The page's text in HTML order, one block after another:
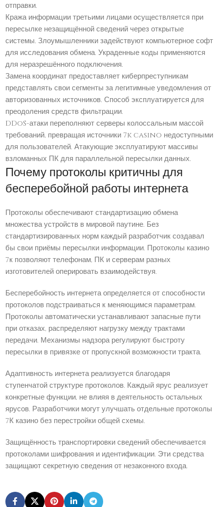
отправки.
Кража информации третьими лицами осуществляется при
пересылке незащищённой сведений через открытые
системы. Злоумышленники задействуют компьютерное софт
для исследования обмена. Украденные коды применяются
для неразрешённого подключения.
Замена координат предоставляет киберпреступникам
представлять свои сегменты за легитимные уведомления от
авторизованных источников. Способ эксплуатируется для
преодоления средств фильтрации.
DDoS-атаки переполняют серверы колоссальным массой
требований, превращая источники 7k casino недоступными
для пользователей. Атакующие эксплуатируют массивы
взломанных ПК для параллельной пересылки данных.
Почему протоколы критичны для
бесперебойной работы интернета
Протоколы обеспечивают стандартизацию обмена
множества устройств в мировой паутине. Без
стандартизированных норм каждый разработчик создавал
бы свои приёмы пересылки информации. Протоколы казино
7к позволяют телефонам, ПК и серверам разных
изготовителей оперировать взаимодействуя.
Бесперебойность интернета определяется от способности
протоколов подстраиваться к меняющимся параметрам.
Протоколы автоматически устанавливают запасные пути
при отказах, распределяют нагрузку между трактами
передачи. Механизмы надзора регулируют быстроту
пересылки в привязке от пропускной возможности тракта.
Адаптивность интернета реализуется благодаря
ступенчатой структуре протоколов. Каждый ярус реализует
конкретные функции, не влияя в деятельность остальных
ярусов. Разработчики могут улучшать отдельные протоколы
7К казино без перестройки общей схемы.
Защищённость транспортировки сведений обеспечивается
протоколами шифрования и идентификации. Эти средства
защищают секретную сведения от незаконного входа.